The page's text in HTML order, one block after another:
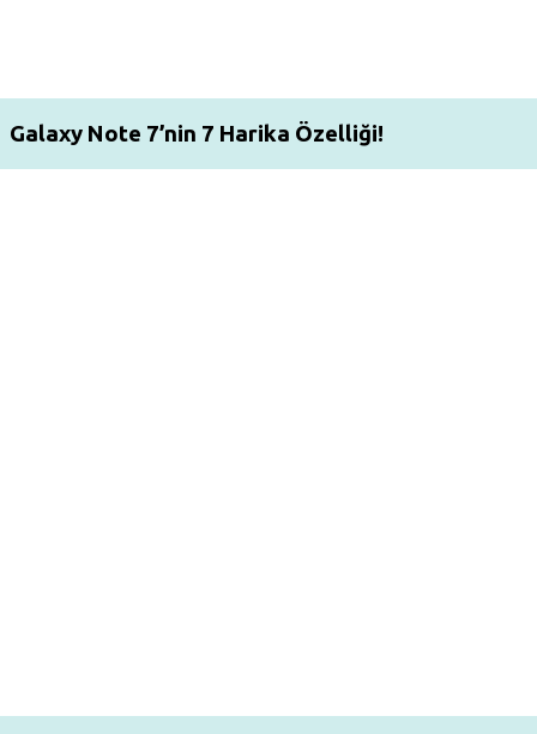
Galaxy Note 7’nin 7 Harika Özelliği!